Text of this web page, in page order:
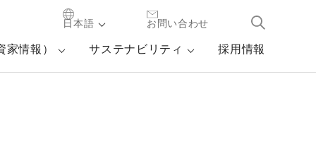
日本語 お問い合わせ
家情報） サステナビリティ 採用情報